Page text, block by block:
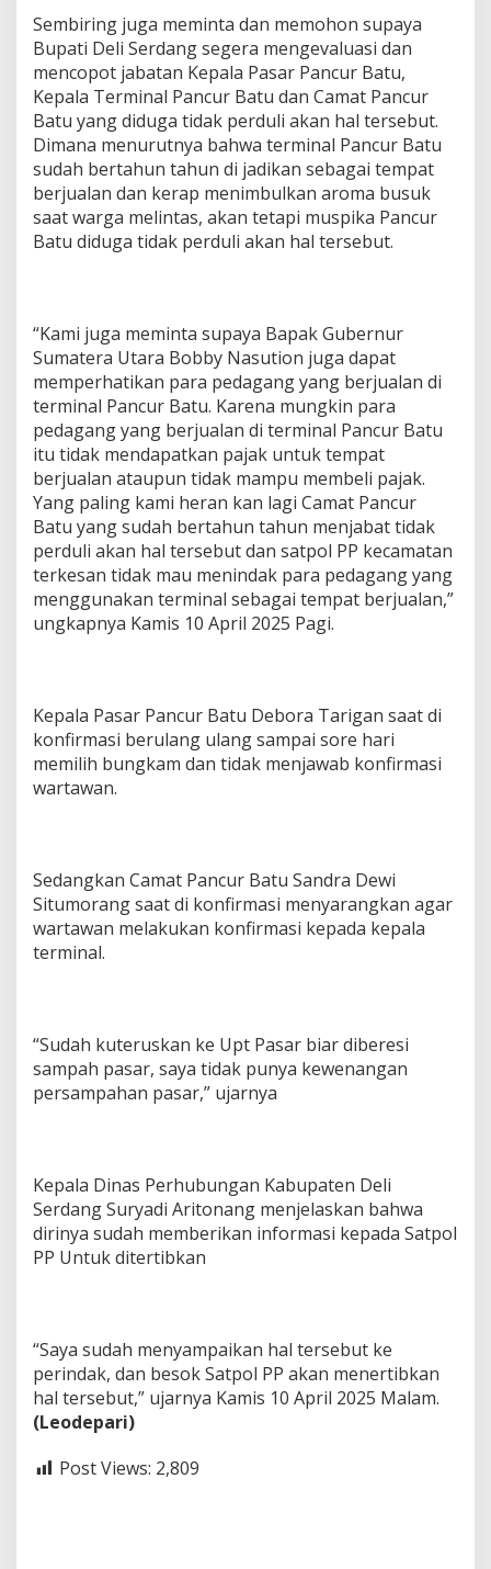
Sembiring juga meminta dan memohon supaya
Bupati Deli Serdang segera mengevaluasi dan
mencopot jabatan Kepala Pasar Pancur Batu,
Kepala Terminal Pancur Batu dan Camat Pancur
Batu yang diduga tidak perduli akan hal tersebut.
Dimana menurutnya bahwa terminal Pancur Batu
sudah bertahun tahun di jadikan sebagai tempat
berjualan dan kerap menimbulkan aroma busuk
saat warga melintas, akan tetapi muspika Pancur
Batu diduga tidak perduli akan hal tersebut.
“Kami juga meminta supaya Bapak Gubernur
Sumatera Utara Bobby Nasution juga dapat
memperhatikan para pedagang yang berjualan di
terminal Pancur Batu. Karena mungkin para
pedagang yang berjualan di terminal Pancur Batu
itu tidak mendapatkan pajak untuk tempat
berjualan ataupun tidak mampu membeli pajak.
Yang paling kami heran kan lagi Camat Pancur
Batu yang sudah bertahun tahun menjabat tidak
perduli akan hal tersebut dan satpol PP kecamatan
terkesan tidak mau menindak para pedagang yang
menggunakan terminal sebagai tempat berjualan,”
ungkapnya Kamis 10 April 2025 Pagi.
Kepala Pasar Pancur Batu Debora Tarigan saat di
konfirmasi berulang ulang sampai sore hari
memilih bungkam dan tidak menjawab konfirmasi
wartawan.
Sedangkan Camat Pancur Batu Sandra Dewi
Situmorang saat di konfirmasi menyarangkan agar
wartawan melakukan konfirmasi kepada kepala
terminal.
“Sudah kuteruskan ke Upt Pasar biar diberesi
sampah pasar, saya tidak punya kewenangan
persampahan pasar,” ujarnya
Kepala Dinas Perhubungan Kabupaten Deli
Serdang Suryadi Aritonang menjelaskan bahwa
dirinya sudah memberikan informasi kepada Satpol
PP Untuk ditertibkan
“Saya sudah menyampaikan hal tersebut ke
perindak, dan besok Satpol PP akan menertibkan
hal tersebut,” ujarnya Kamis 10 April 2025 Malam.
(Leodepari)
Post Views: 2,809